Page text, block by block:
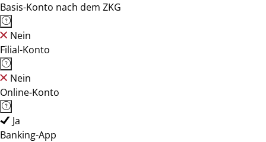
Basis-Konto nach dem ZKG
Nein
Filial-Konto
Nein
Online-Konto
Ja
Banking-App